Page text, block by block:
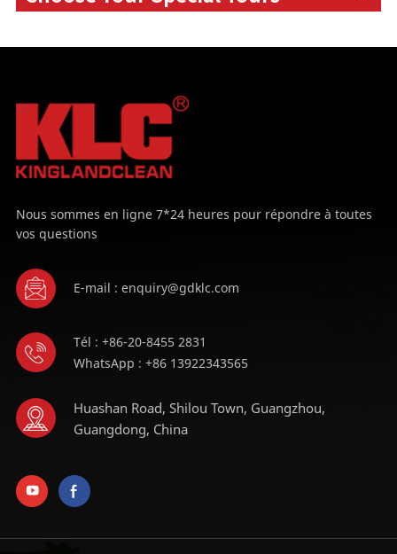
Nous sommes en ligne 7*24 heures pour répondre à toutes
vos questions
E-mail : enquiry@gdklc.com
Tél : +86-20-8455 2831
WhatsApp : +86 13922343565
Huashan Road, Shilou Town, Guangzhou,
Guangdong, China